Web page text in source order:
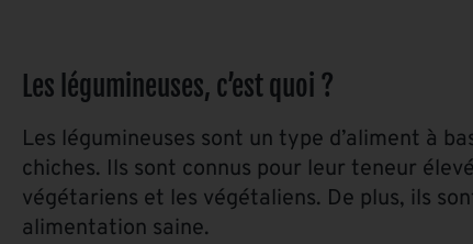
Les légumineuses, c’est quoi ?
Les légumineuses sont un type d’aliment à
chiches. Ils sont connus pour leur teneur
végétariens et les végétaliens. De plus, ils
alimentation saine.